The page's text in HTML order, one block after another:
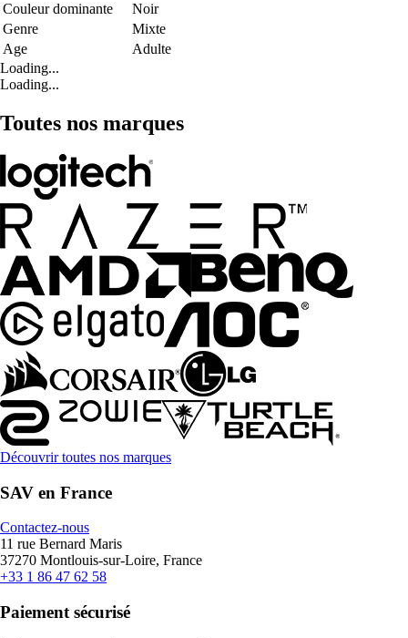
Couleur dominante
Noir
Genre
Mixte
Age
Adulte
Loading...
Loading...
Toutes nos marques
Découvrir toutes nos marques
SAV en France
Contactez-nous
11 rue Bernard Maris
37270 Montlouis-sur-Loire, France
+33 1 86 47 62 58
Paiement sécurisé